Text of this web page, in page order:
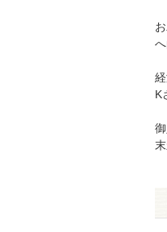
K